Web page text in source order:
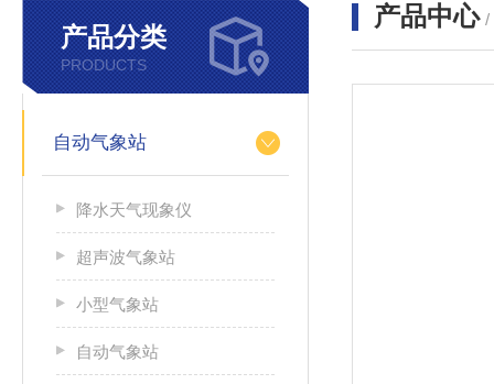
产品分类
PRODUCTS
自动气象站
降水天气现象仪
超声波气象站
小型气象站
自动气象站
产品中心 /